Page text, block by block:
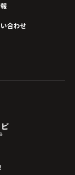
合わせ